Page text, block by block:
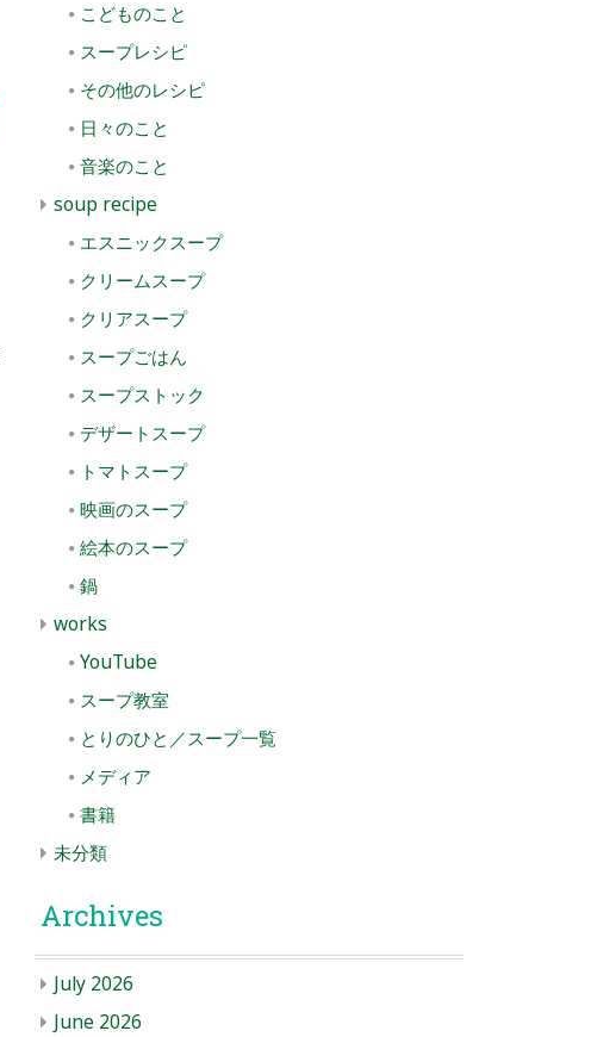
こどものこと
スープレシピ
その他のレシピ
日々のこと
音楽のこと
soup recipe
エスニックスープ
クリームスープ
クリアスープ
スープごはん
スープストック
デザートスープ
トマトスープ
映画のスープ
絵本のスープ
鍋
works
YouTube
スープ教室
とりのひと／スープ一覧
メディア
書籍
未分類
Archives
July 2026
June 2026